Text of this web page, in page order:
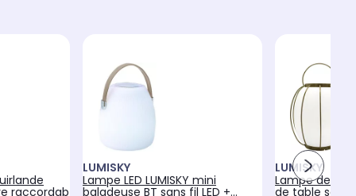
raccordab
LUMISKY
Lampe LED LUMISKY mini
baladeuse BT sans fil LED +
LUMISKY
Lampe de
de table sans